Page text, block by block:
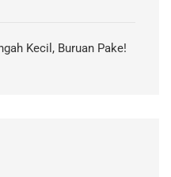
Kecil, Buruan Pake!